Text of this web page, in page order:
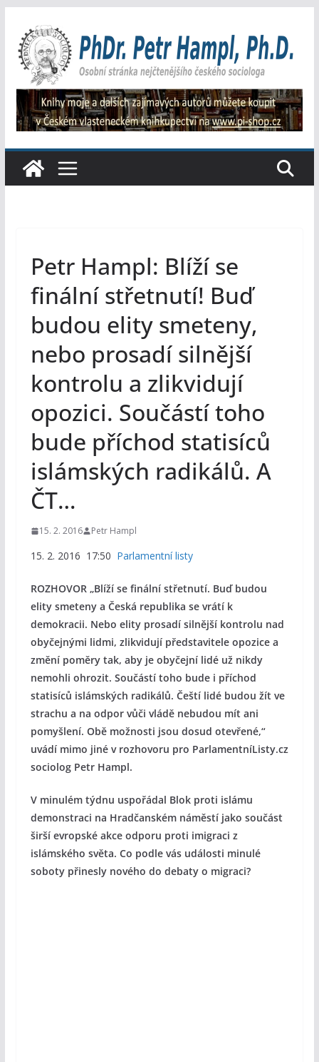
obsah
Petr Hampl: Blíží se
finální střetnutí! Buď
budou elity smeteny,
nebo prosadí silnější
kontrolu a zlikvidují
opozici. Součástí toho
bude příchod statisíců
islámských radikálů. A
ČT…
15. 2. 2016 Petr Hampl
15. 2. 2016 17:50 Parlamentní listy
ROZHOVOR „Blíží se finální střetnutí. Buď budou
elity smeteny a Česká republika se vrátí k
demokracii. Nebo elity prosadí silnější kontrolu nad
obyčejnými lidmi, zlikvidují představitele opozice a
změní poměry tak, aby je obyčejní lidé už nikdy
nemohli ohrozit. Součástí toho bude i příchod
statisíců islámských radikálů. Čeští lidé budou žít ve
strachu a na odpor vůči vládě nebudou mít ani
pomyšlení. Obě možnosti jsou dosud otevřené,“
uvádí mimo jiné v rozhovoru pro ParlamentníListy.cz
sociolog Petr Hampl.
V minulém týdnu uspořádal Blok proti islámu
demonstraci na Hradčanském náměstí jako součást
širší evropské akce odporu proti imigraci z
islámského světa. Co podle vás události minulé
soboty přinesly nového do debaty o migraci?